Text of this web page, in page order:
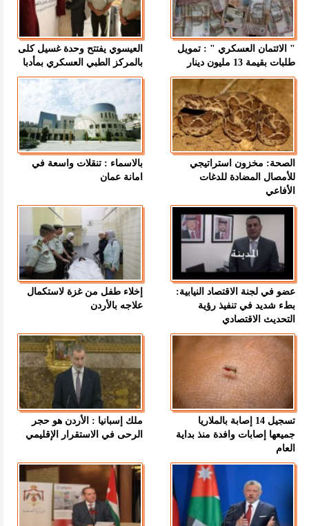
" الائتمان العسكري " : تمويل
طلبات بقيمة 13 مليون دينار
العيسوي يفتتح وحدة غسيل كلى
بالمركز الطبي العسكري بمأدبا
الصحة: مخزون استراتيجي
للأمصال المضادة للدغات
الأفاعي
بالاسماء : تنقلات واسعة في
امانة عمان
عضو في لجنة الاقتصاد النيابية:
بطء شديد في تنفيذ رؤية
التحديث الاقتصادي
إخلاء طفل من غزة لاستكمال
علاجه بالأردن
تسجيل 14 إصابة بالملاريا
جميعها إصابات وافدة منذ بداية
العام
ملك إسبانيا : الأردن هو حجر
الرحى في الاستقرار الإقليمي